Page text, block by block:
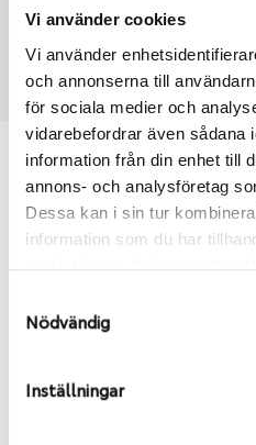
Vi använder cookies
Vi använder
och annonserna till
för sociala medier och
vidarebefordrar även sådana
information från din enhet till
annons- och analysföretag
Dessa kan i sin tur
information som du har
Nödvändig
Inställningar
33
112
Passar denna
Ange
du valt passar din
Ibland kan fälgen ha
inte vara samma